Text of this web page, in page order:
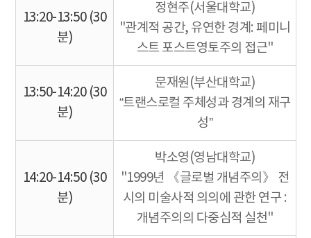
13:20-13:50 (30
분)
정현주(서울대학교)
"관계적 공간, 유연한 경계: 페미니
스트 포스트영토주의 접근"
13:50-14:20 (30
분)
문재원(부산대학교)
“트랜스로컬 주체성과 경계의 재구
성”
14:20-14:50 (30
분)
박소영(영남대학교)
"1999년 《글로벌 개념주의》 전
시의 미술사적 의의에 관한 연구 :
개념주의의 다중심적 실천"